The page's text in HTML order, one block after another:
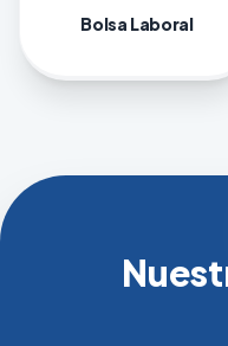
Bolsa Laboral